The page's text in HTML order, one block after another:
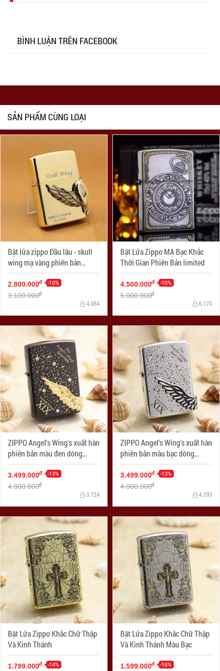
BÌNH LUẬN TRÊN FACEBOOK
SẢN PHẨM CÙNG LOẠI
Bật lửa zippo Đầu lâu - skull
wing mạ vàng phiên bản
Limited
2.800.000đ -10%
3.100.000đ
4.064
Bật Lửa Zippo MẠ Bạc Khắc
Thời Gian Phiên Bản limited
4.500.000đ -10%
5.000.000đ
6.170
ZIPPO Angel's Wing's xuất hàn
phiên bản màu đen dòng
Limited Edition XIX
3.499.000đ -13%
4.000.000đ
3.724
ZIPPO Angel's Wing's xuất hàn
phiên bản màu bạc dòng
Limited Edition XIX
3.499.000đ -13%
4.000.000đ
4.293
Bật Lửa Zippo Khắc Chữ Thập
Và Kinh Thánh
1.799.000đ -14%
Bật Lửa Zippo Khắc Chữ Thập
Và Kinh Thánh Màu Bạc
1.599.000đ -16%